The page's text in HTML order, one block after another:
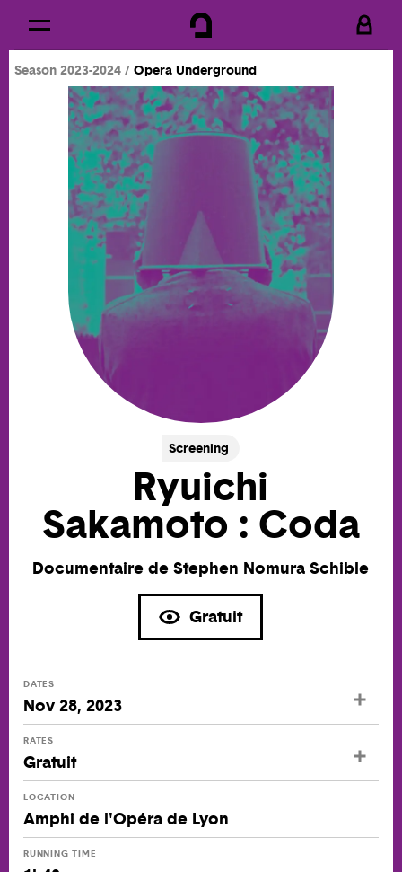
Skip to
Season 2023-2024 Opera Underground
Screening
Ryuichi
Sakamoto : Coda
Documentaire de Stephen Nomura Schible
Gratuit
DATES
Nov 28, 2023
RATES
Gratuit
LOCATION
Amphi de l'Opéra de Lyon
RUNNING TIME